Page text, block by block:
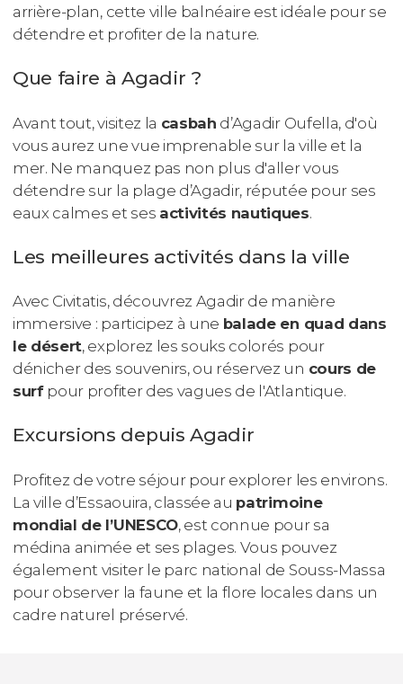
arrière-plan, cette ville balnéaire est idéale pour se
détendre et profiter de la nature.
Que faire à Agadir ?
Avant tout, visitez la casbah d’Agadir Oufella, d'où
vous aurez une vue imprenable sur la ville et la
mer. Ne manquez pas non plus d'aller vous
détendre sur la plage d’Agadir, réputée pour ses
eaux calmes et ses activités nautiques.
Les meilleures activités dans la ville
Avec Civitatis, découvrez Agadir de manière
immersive : participez à une balade en quad dans
le désert, explorez les souks colorés pour
dénicher des souvenirs, ou réservez un cours de
surfpour profiter des vagues de l'Atlantique.
Excursions depuis Agadir
Profitez de votre séjour pour explorer les environs.
La ville d’Essaouira, classée au patrimoine
mondial de l’UNESCO, est connue pour sa
médina animée et ses plages. Vous pouvez
également visiter le parc national de Souss-Massa
pour observer la faune et la flore locales dans un
cadre naturel préservé.